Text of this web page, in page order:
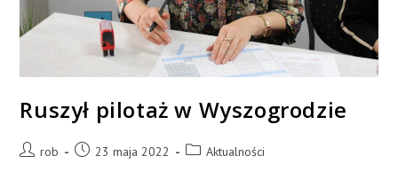
Ruszył pilotaż w Wyszogrodzie
rob 23 maja 2022 Aktualności